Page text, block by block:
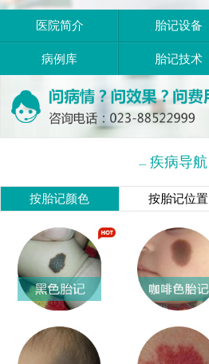
医院简介 胎记设备
病例库 胎记技术
--- 疾病导航
按胎记颜色 按胎记位置